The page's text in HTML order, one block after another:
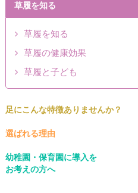
草履を知る
草履を知る
草履の健康効果
草履と子ども
足にこんな特徴ありませんか？
選ばれる理由
幼稚園・保育園に導入を
お考えの方へ